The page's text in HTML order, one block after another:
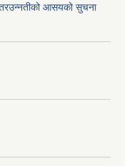
आसयको सुचना